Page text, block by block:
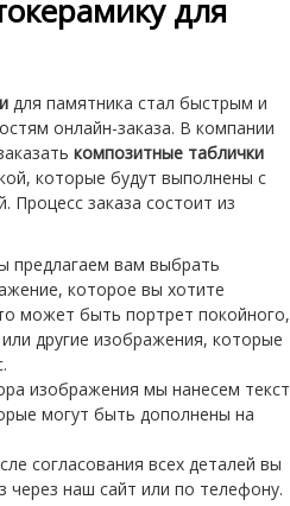
для
для памятника стал быстрым и
онлайн-заказа. В компании
композитные таблички
которые будут выполнены с
Процесс заказа состоит из
предлагаем вам выбрать
которое вы хотите
может быть портрет покойного,
другие изображения, которые
изображения мы нанесем текст
могут быть дополнены на
согласования всех деталей вы
наш сайт или по телефону.